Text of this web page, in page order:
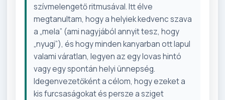
szívmelengető ritmusával. Itt élve
megtanultam, hogy a helyiek kedvenc szava
a „mela” (ami nagyjából annyit tesz, hogy
„nyugi”), és hogy minden kanyarban ott lapul
valami váratlan, legyen az egy lovas hintó
vagy egy spontán helyi ünnepség.
Idegenvezetőként a célom, hogy ezeket a
kis furcsaságokat és persze a sziget